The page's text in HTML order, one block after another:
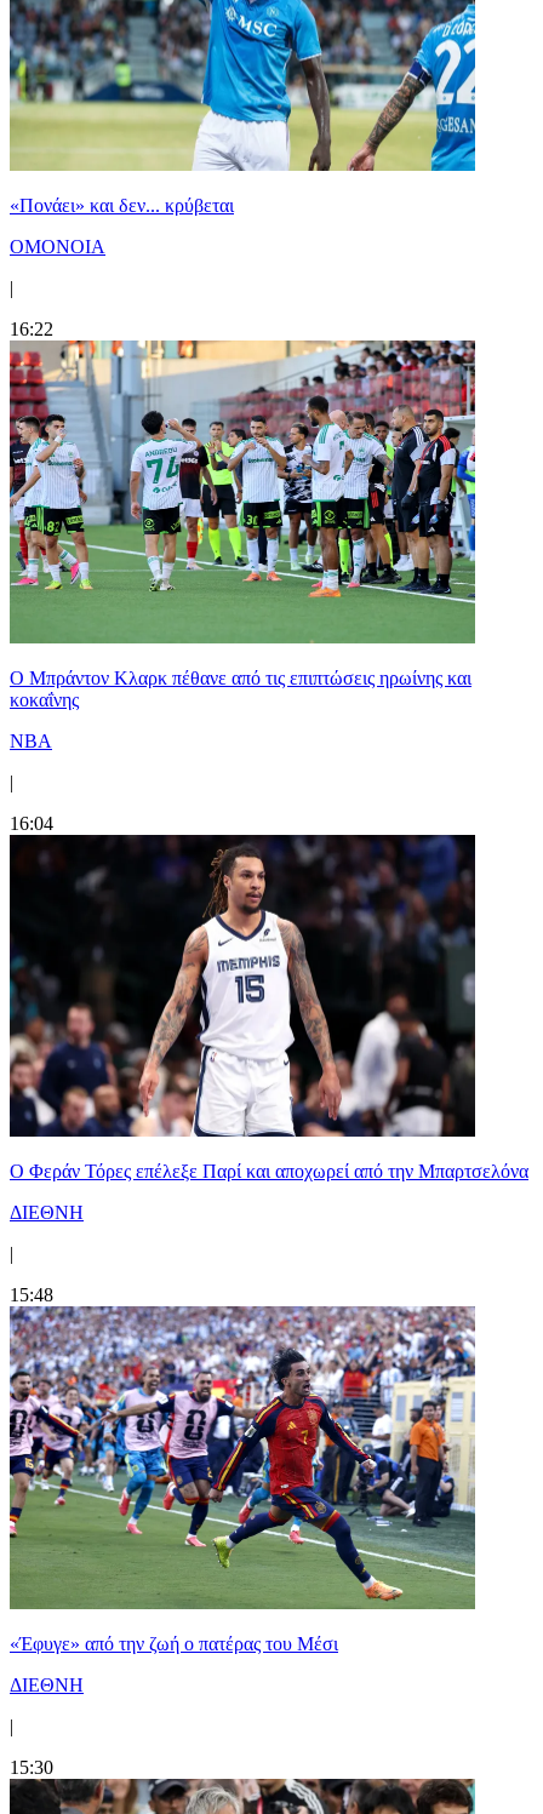
«Πονάει» και δεν... κρύβεται
ΟΜΟΝΟΙΑ
|
16:22
Ο Μπράντον Κλαρκ πέθανε από τις επιπτώσεις ηρωίνης και
κοκαΐνης
NBA
|
16:04
Ο Φεράν Τόρες επέλεξε Παρί και αποχωρεί από την Μπαρτσελόνα
ΔΙΕΘΝΗ
|
15:48
«Έφυγε» από την ζωή ο πατέρας του Μέσι
ΔΙΕΘΝΗ
|
15:30